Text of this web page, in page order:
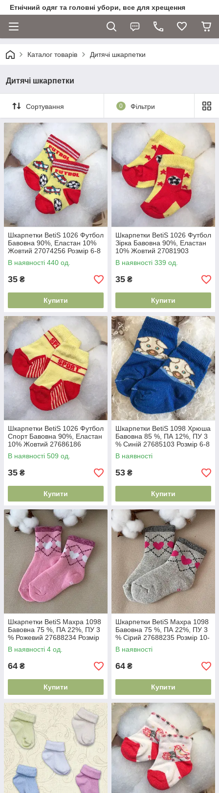
Етнічний одяг та головні убори, все для хрещення
Каталог товарів Дитячі шкарпетки
Дитячі шкарпетки
Сортування 0 Фільтри
Шкарпетки BetiS 1026 Футбол
Бавовна 90%, Еластан 10%
Жовтий 27074256 Розмір 6-8
В наявності 440 од.
35 ₴
Купити
Шкарпетки BetiS 1026 Футбол
Зірка Бавовна 90%, Еластан
10% Жовтий 27081903
Розмір 6-8
В наявності 339 од.
35 ₴
Купити
Шкарпетки BetiS 1026 Футбол
Спорт Бавовна 90%, Еластан
10% Жовтий 27686186
Розмір 6-8
В наявності 509 од.
35 ₴
Купити
Шкарпетки BetiS 1098 Хрюша
Бавовна 85 %, ПА 12%, ПУ 3
% Синій 27685103 Розмір 6-8
В наявності
53 ₴
Купити
Шкарпетки BetiS Махра 1098
Бавовна 75 %, ПА 22%, ПУ 3
% Рожевий 27688234 Розмір
10-12
В наявності 4 од.
64 ₴
Купити
Шкарпетки BetiS Махра 1098
Бавовна 75 %, ПА 22%, ПУ 3
% Сірий 27688235 Розмір 10-
12
В наявності
64 ₴
Купити